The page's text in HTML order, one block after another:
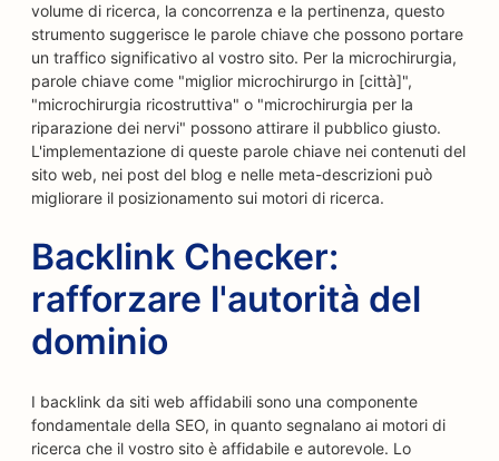
volume di ricerca, la concorrenza e la pertinenza, questo
strumento suggerisce le parole chiave che possono portare
un traffico significativo al vostro sito. Per la microchirurgia,
parole chiave come "miglior microchirurgo in [città]",
"microchirurgia ricostruttiva" o "microchirurgia per la
riparazione dei nervi" possono attirare il pubblico giusto.
L'implementazione di queste parole chiave nei contenuti del
sito web, nei post del blog e nelle meta-descrizioni può
migliorare il posizionamento sui motori di ricerca.
Backlink Checker:
rafforzare l'autorità del
dominio
I backlink da siti web affidabili sono una componente
fondamentale della SEO, in quanto segnalano ai motori di
ricerca che il vostro sito è affidabile e autorevole. Lo